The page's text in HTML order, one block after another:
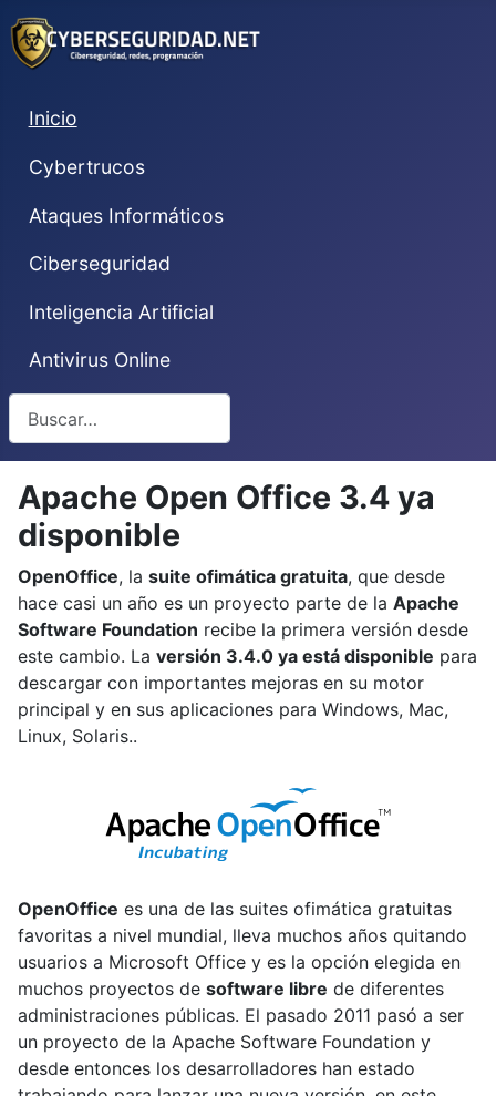
Inicio
Cybertrucos
Ataques Informáticos
Ciberseguridad
Inteligencia Artificial
Antivirus Online
Apache Open Office 3.4 ya
disponible
OpenOffice, la suite ofimática gratuita, que desde
hace casi un año es un proyecto parte de la Apache
Software Foundation recibe la primera versión desde
este cambio. La versión 3.4.0 ya está disponible para
descargar con importantes mejoras en su motor
principal y en sus aplicaciones para Windows, Mac,
Linux, Solaris..
OpenOffice es una de las suites ofimática gratuitas
favoritas a nivel mundial, lleva muchos años quitando
usuarios a Microsoft Office y es la opción elegida en
muchos proyectos de software libre de diferentes
administraciones públicas. El pasado 2011 pasó a ser
un proyecto de la Apache Software Foundation y
desde entonces los desarrolladores han estado